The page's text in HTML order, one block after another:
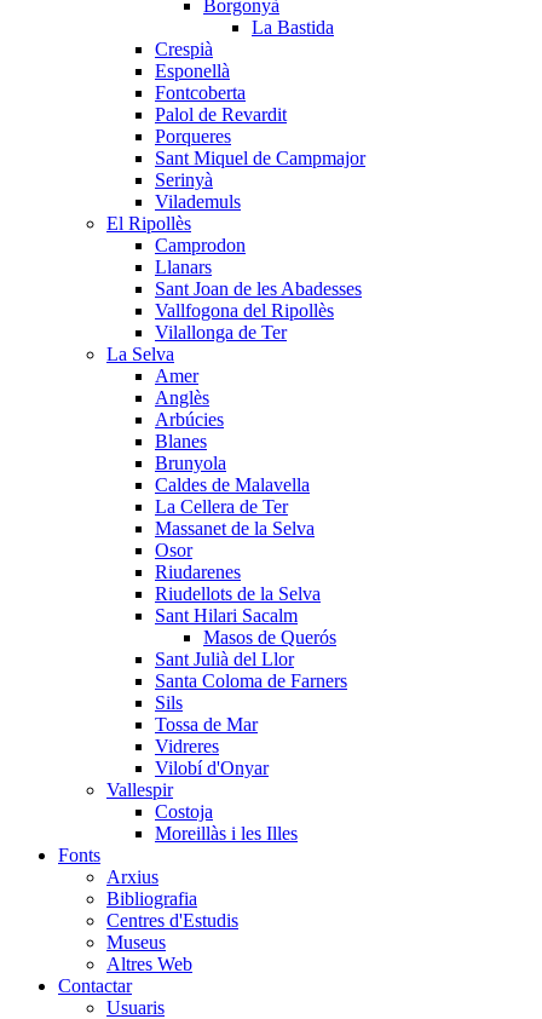
Borgonyà
La Bastida
Crespià
Esponellà
Fontcoberta
Palol de Revardit
Porqueres
Sant Miquel de Campmajor
Serinyà
Vilademuls
El Ripollès
Camprodon
Llanars
Sant Joan de les Abadesses
Vallfogona del Ripollès
Vilallonga de Ter
La Selva
Amer
Anglès
Arbúcies
Blanes
Brunyola
Caldes de Malavella
La Cellera de Ter
Massanet de la Selva
Osor
Riudarenes
Riudellots de la Selva
Sant Hilari Sacalm
Masos de Querós
Sant Julià del Llor
Santa Coloma de Farners
Sils
Tossa de Mar
Vidreres
Vilobí d'Onyar
Vallespir
Costoja
Moreillàs i les Illes
Fonts
Arxius
Bibliografia
Centres d'Estudis
Museus
Altres Web
Contactar
Usuaris